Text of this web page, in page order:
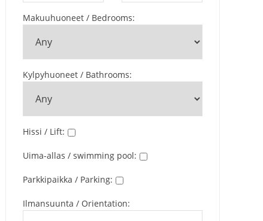
Makuuhuoneet / Bedrooms:
Kylpyhuoneet / Bathrooms:
Hissi / Lift:
Uima-allas / swimming pool:
Parkkipaikka / Parking:
Ilmansuunta / Orientation: